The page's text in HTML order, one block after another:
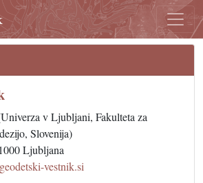
v Ljubljani, Fakulteta za
Slovenija)
Ljubljana
vestnik.si